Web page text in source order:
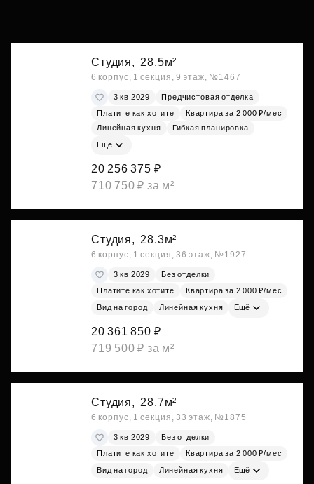
Студия, 28.5м²
6 корпус, 1 секция, 9 этаж, №1467
3 кв 2029
Предчистовая отделка
Платите как хотите
Квартира за 2 000 ₽/мес
Линейная кухня
Гибкая планировка
Ещё
20 256 375 ₽
710 750 ₽ за м²
Студия, 28.3м²
6 корпус, 1 секция, 36 этаж, №1927
3 кв 2029
Без отделки
Платите как хотите
Квартира за 2 000 ₽/мес
Вид на город Линейная кухня Ещё
20 361 850 ₽
719 500 ₽ за м²
Студия, 28.7м²
6 корпус, 1 секция, 33 этаж, №1875
3 кв 2029
Без отделки
Платите как хотите
Квартира за 2 000 ₽/мес
Вид на город Линейная кухня Ещё